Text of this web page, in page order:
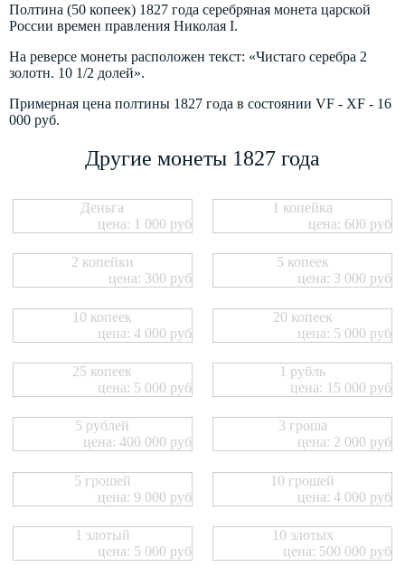
Полтина (50 копеек) 1827 года серебряная монета царской
России времен правления Николая I.
На реверсе монеты расположен текст: «Чистаго серебра 2
золотн. 10 1/2 долей».
Примерная цена полтины 1827 года в состоянии VF - XF - 16
000 руб.
Другие монеты 1827 года
Деньга
цена: 1 000 руб
1 копейка
цена: 600 руб
2 копейки
цена: 300 руб
5 копеек
цена: 3 000 руб
10 копеек
цена: 4 000 руб
20 копеек
цена: 5 000 руб
25 копеек
цена: 5 000 руб
1 рубль
цена: 15 000 руб
5 рублей
цена: 400 000 руб
3 гроша
цена: 2 000 руб
5 грошей
цена: 9 000 руб
10 грошей
цена: 4 000 руб
1 злотый
цена: 5 000 руб
10 злотых
цена: 500 000 руб